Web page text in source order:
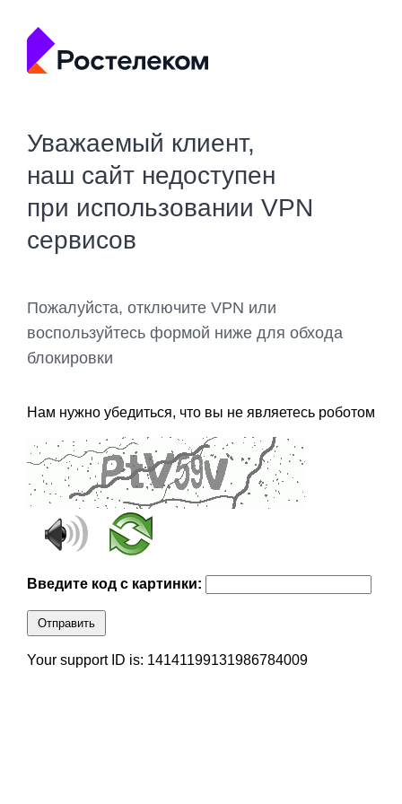
Уважаемый клиент,
наш сайт недоступен
при использовании VPN
сервисов
Пожалуйста, отключите VPN или
воспользуйтесь формой ниже для обхода
блокировки
Нам нужно убедиться, что вы не являетесь роботом
Введите код с картинки:
Отправить
Your support ID is: 14141199131986784009